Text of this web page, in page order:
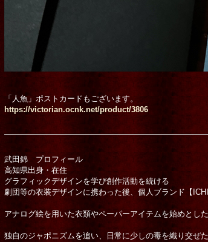
深きイノセンス」
6「天使／堕天使〜閉塞したこ
「人魚」ポストカードもございます。
https://victorian.ocnk.net/product/3806
武田錦 プロフィール
高知県出身・在住
グラフィックデザインを学び創作活動を続ける
劇団等の衣装デザインに携わった後、個人ブランド【
アナログ絵を用いた衣類やペーパーアイテムを始めとし
独自のジャポニズムを追い、日常に少しの毒を織り交ぜ